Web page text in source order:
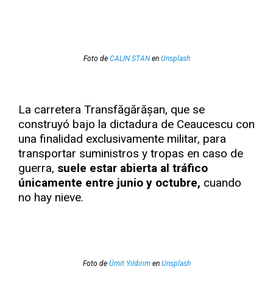
Foto de CALIN STANen Unsplash
La carretera Transfăgărășan, que se
construyó bajo la dictadura de Ceaucescu con
una finalidad exclusivamente militar, para
transportar suministros y tropas en caso de
guerra, suele estar abierta al tráfico
únicamente entre junio y octubre, cuando
no hay nieve.
Foto de Ümit Yıldırımen Unsplash